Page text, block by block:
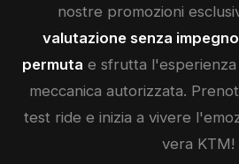
nostre promozioni
valutazione senza
permuta e sfrutta
meccanica autorizzata.
test ride e inizia a vivere
vera KTM!